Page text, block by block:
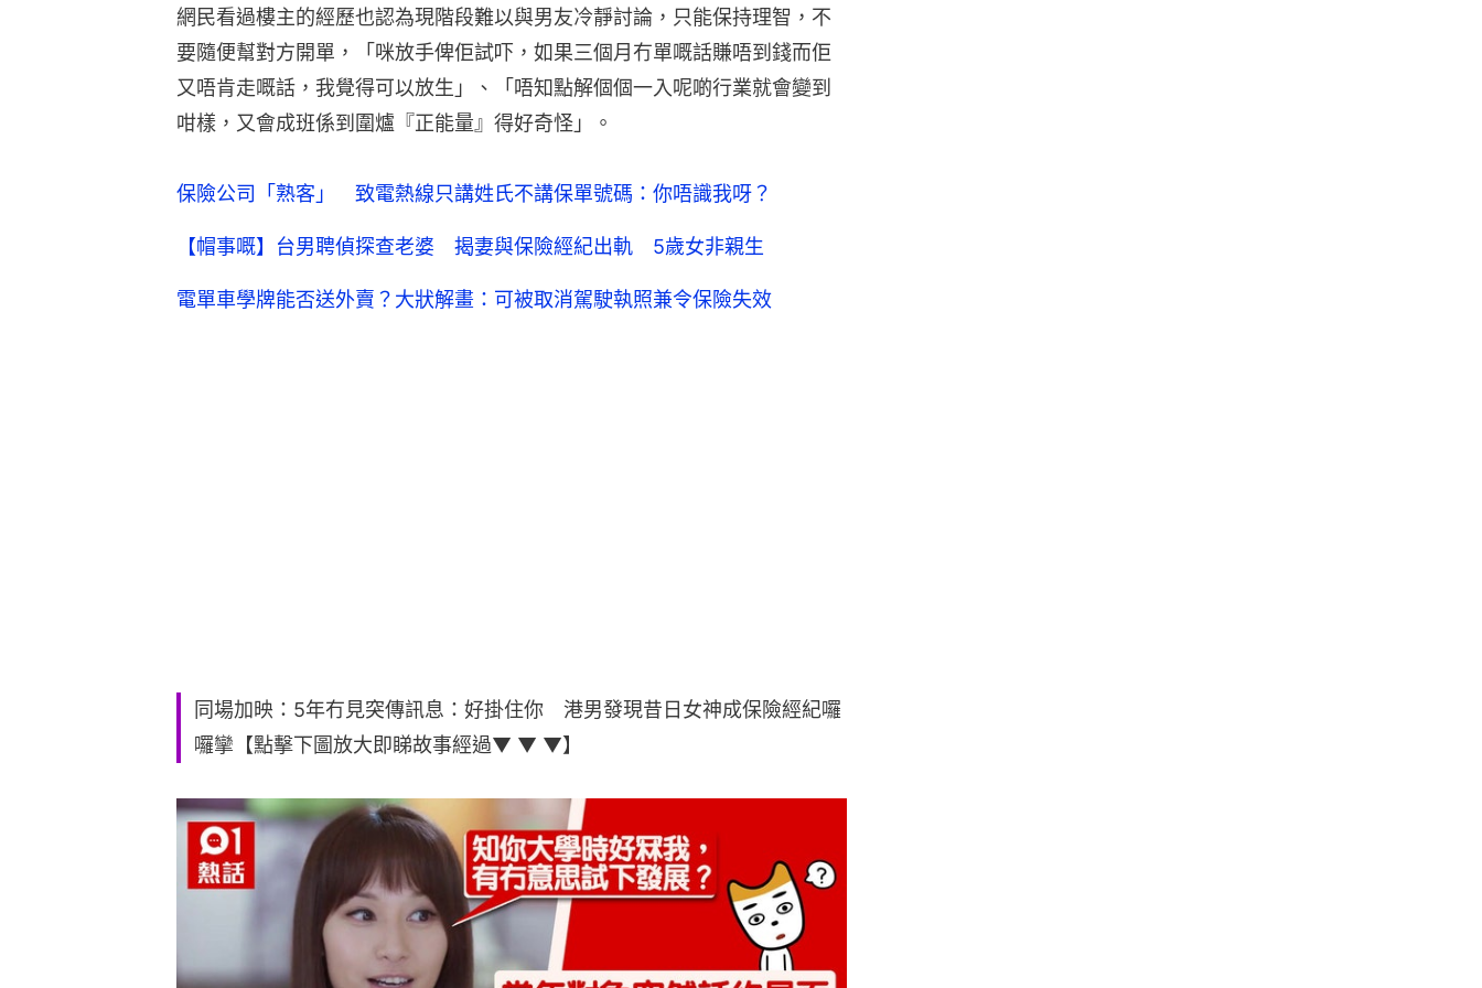
網民看過樓主的經歷也認為現階段難以與男友冷靜討論，只能保持理智，不
要隨便幫對方開單，「咪放手俾佢試吓，如果三個月冇單嘅話賺唔到錢而佢
又唔肯走嘅話，我覺得可以放生」、「唔知點解個個一入呢啲行業就會變到
咁樣，又會成班係到圍爐『正能量』得好奇怪」。
保險公司「熟客」 致電熱線只講姓氏不講保單號碼：你唔識我呀？
【帽事嘅】台男聘偵探查老婆 揭妻與保險經紀出軌 5歲女非親生
電單車學牌能否送外賣？大狀解畫：可被取消駕駛執照兼令保險失效
同場加映：5年冇見突傳訊息：好掛住你 港男發現昔日女神成保險經紀囉
囉攣【點擊下圖放大即睇故事經過▼ ▼ ▼】